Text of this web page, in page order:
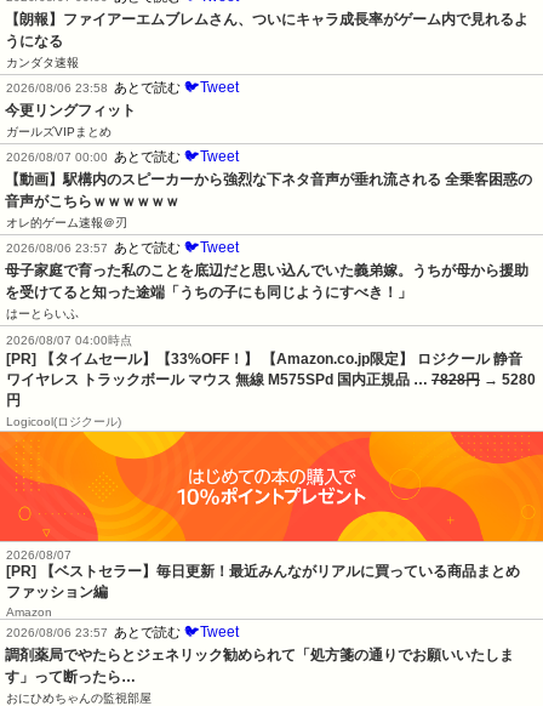
【朗報】ファイアーエムブレムさん、ついにキャラ成長率がゲーム内で見れるよ
うになる
カンダタ速報
2026/08/06 23:58
あとで読む 🐦Tweet
今更リングフィット
ガールズVIPまとめ
2026/08/07 00:00
あとで読む 🐦Tweet
【動画】駅構内のスピーカーから強烈な下ネタ音声が垂れ流される 全乗客困惑の
音声がこちらｗｗｗｗｗｗ
オレ的ゲーム速報＠刃
2026/08/06 23:57
あとで読む 🐦Tweet
母子家庭で育った私のことを底辺だと思い込んでいた義弟嫁。うちが母から援助
を受けてると知った途端「うちの子にも同じようにすべき！」
はーとらいふ
2026/08/07 04:00時点
[PR] 【タイムセール】【33%OFF！】 【Amazon.co.jp限定】 ロジクール 静音
ワイヤレス トラックボール マウス 無線 M575SPd 国内正規品 … 7828円 → 5280
円
Logicool(ロジクール)
2026/08/07
[PR] 【ベストセラー】毎日更新！最近みんながリアルに買っている商品まとめ
ファッション編
Amazon
2026/08/06 23:57
あとで読む 🐦Tweet
調剤薬局でやたらとジェネリック勧められて「処方箋の通りでお願いいたしま
す」って断ったら…
おにひめちゃんの監視部屋